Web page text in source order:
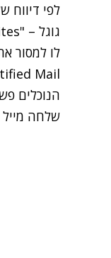
שלחה מייל